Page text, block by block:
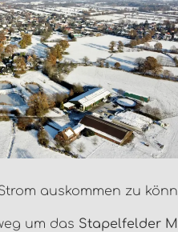
auskommen zu
um das Stapelfelder